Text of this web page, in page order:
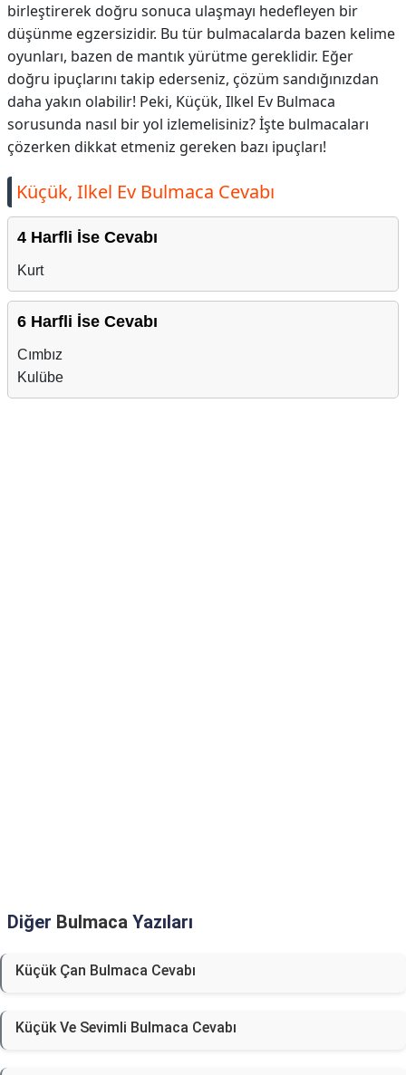
birleştirerek doğru sonuca ulaşmayı hedefleyen bir
düşünme egzersizidir. Bu tür bulmacalarda bazen kelime
oyunları, bazen de mantık yürütme gereklidir. Eğer
doğru ipuçlarını takip ederseniz, çözüm sandığınızdan
daha yakın olabilir! Peki, Küçük, Ilkel Ev Bulmaca
sorusunda nasıl bir yol izlemelisiniz? İşte bulmacaları
çözerken dikkat etmeniz gereken bazı ipuçları!
Küçük, Ilkel Ev Bulmaca Cevabı
4 Harfli İse Cevabı
Kurt
6 Harfli İse Cevabı
Cımbız
Kulübe
Diğer Bulmaca Yazıları
Küçük Çan Bulmaca Cevabı
Küçük Ve Sevimli Bulmaca Cevabı